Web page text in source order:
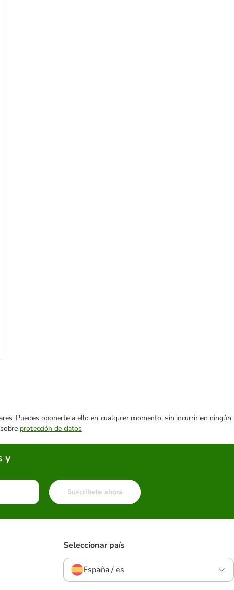
Puedes oponerte a ello en cualquier momento, sin incurrir en ningún
protección de datos
y
Suscríbete ahora
Seleccionar país
España / es